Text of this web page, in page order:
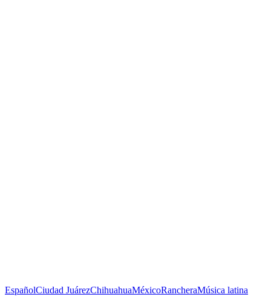
EspañolCiudad JuárezChihuahuaMéxicoRancheraMúsica latina